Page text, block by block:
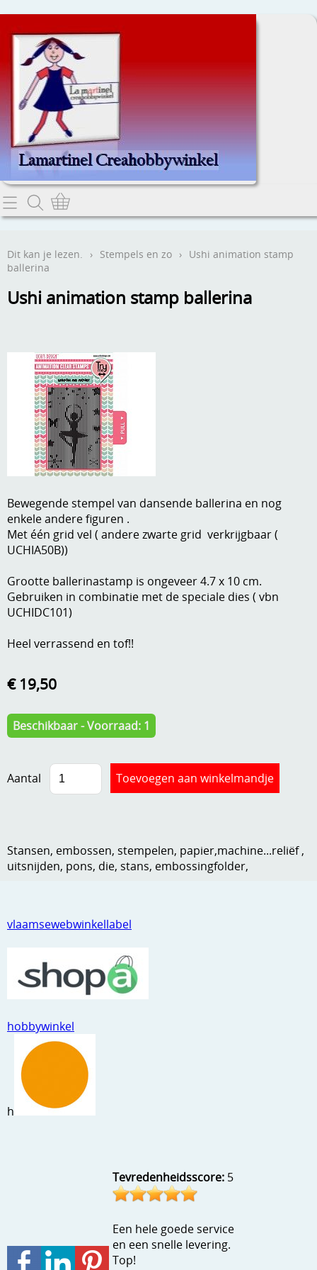
Home
Contact
Webwinkel
Aanbiedingen
Andere
Boeken en magazines
Dies om te stansen
Embossen
Handige extra's
Hout , MDF, kartonmateriaal, steen
Kneedmateriaal
Knipvellen
Merken
Netjes opbergen
Papier en karton
Ribbelaar
Stempels en zo
Template, mask, stencils, grids
Wat nog, een creatief kijkje
Verzend - en verpakkingsk
Mijn account
Gastenboek
vlaamsewebwinkellabel
hobbywinkel
h
Tevredenheidsscore: 5
Een hele goede service
en een snelle levering.
Top!
Dit kan je lezen. › Stempels en zo › Ushi animation stamp
ballerina
Ushi animation stamp ballerina
Bewegende stempel van dansende ballerina en nog
enkele andere figuren .
Met één grid vel ( andere zwarte grid verkrijgbaar (
UCHIA50B))
Grootte ballerinastamp is ongeveer 4.7 x 10 cm.
Gebruiken in combinatie met de speciale dies ( vbn
UCHIDC101)
Heel verrassend en tof!!
€ 19,50
Beschikbaar - Voorraad: 1
Aantal
Stansen, embossen, stempelen, papier,machine...reliëf ,
uitsnijden, pons, die, stans, embossingfolder,